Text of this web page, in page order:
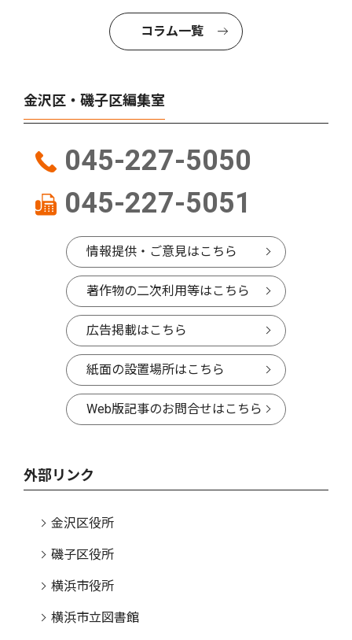
コラム一覧
金沢区・磯子区編集室
045-227-5050
045-227-5051
情報提供・ご意見はこちら
著作物の二次利用等はこちら
広告掲載はこちら
紙面の設置場所はこちら
Web版記事のお問合せはこちら
外部リンク
金沢区役所
磯子区役所
横浜市役所
横浜市立図書館